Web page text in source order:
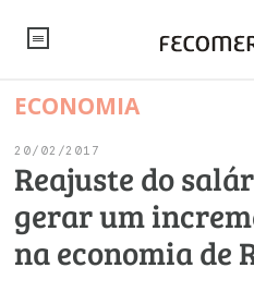
NOTÍCIAS
Editorial
Artigos
Institucional
Economia
Pesquisas
SINDICATOS
PESQUISAS
ECONOMIA
20/02/2017
Reajuste do
gerar um
na economia de